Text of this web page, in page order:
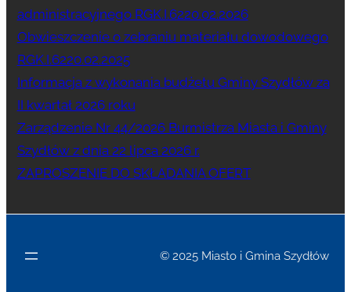
administracyjnego RGK.I.6220.02.2026
Obwieszczenie o zebraniu materiału dowodowego
RGK.I.6220.02.2025
Informacja z wykonania budżetu Gminy Szydłów za
II kwartał 2026 roku
Zarządzenie Nr 44/2026 Burmistrza Miasta i Gminy
Szydłów z dnia 22 lipca 2026 r.
ZAPROSZENIE DO SKŁADANIA OFERT
© 2025 Miasto i Gmina Szydłów